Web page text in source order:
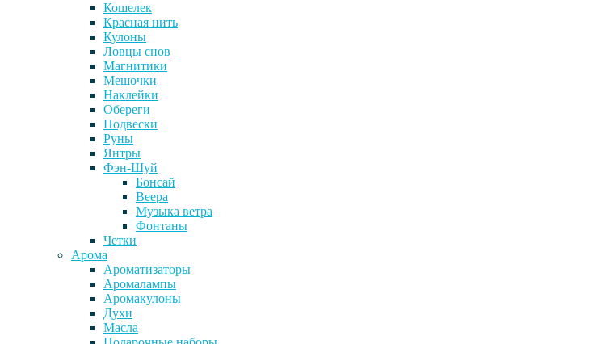
Кошелек
Красная нить
Кулоны
Ловцы снов
Магнитики
Мешочки
Наклейки
Обереги
Подвески
Руны
Янтры
Фэн-Шуй
Бонсай
Веера
Музыка ветра
Фонтаны
Четки
Арома
Ароматизаторы
Аромалампы
Аромакулоны
Духи
Масла